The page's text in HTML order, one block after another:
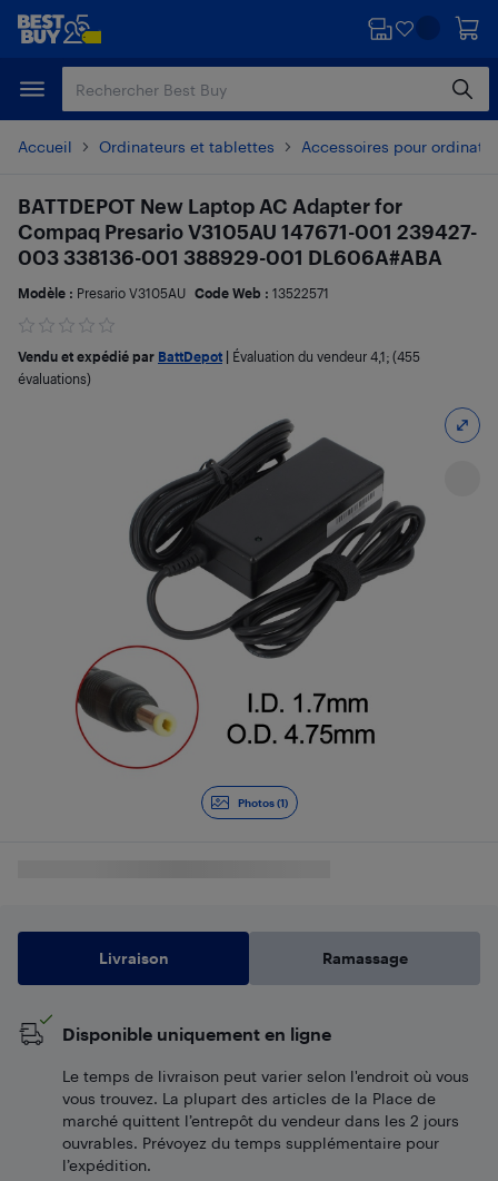
Passer
principal
Passer
Accueil Ordinateurs et tablettes Accessoires pour
Photos (1)
BATTDEPOT New Laptop AC Adapter for
Compaq Presario V3105AU 147671-001 239427-
003 338136-001 388929-001 DL606A#ABA
Modèle : Presario V3105AU Code Web : 13522571
Vendu et expédié par BattDepot Évaluation du vendeur 4,1; (455
évaluations)
Livraison Ramassage
Disponible uniquement en ligne
Le temps de livraison peut varier selon l'endroit où vous
vous trouvez. La plupart des articles de la Place de
marché quittent l’entrepôt du vendeur dans les 2 jours
ouvrables. Prévoyez du temps supplémentaire pour
l’expédition.